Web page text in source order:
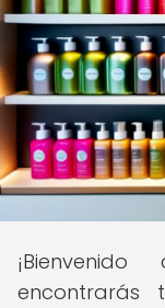
encontrarás